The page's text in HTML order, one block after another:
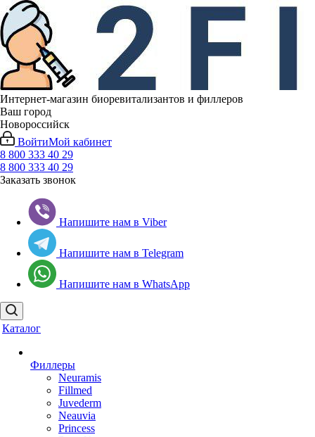
Интернет-магазин биоревитализантов и филлеров
Ваш город
Новороссийск
ВойтиМой кабинет
8 800 333 40 29
8 800 333 40 29
Заказать звонок
Напишите нам в Viber
Напишите нам в Telegram
Напишите нам в WhatsApp
Каталог
Филлеры
Neuramis
Fillmed
Juvederm
Neauvia
Princess